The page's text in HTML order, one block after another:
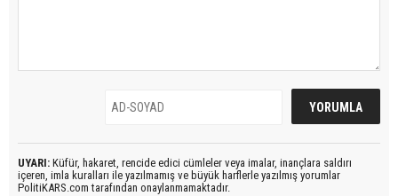
UYARI: Küfür, hakaret, rencide edici cümleler veya imalar, inançlara saldırı
içeren, imla kuralları ile yazılmamış ve büyük harflerle yazılmış yorumlar
PolitiKARS.com tarafından onaylanmamaktadır.